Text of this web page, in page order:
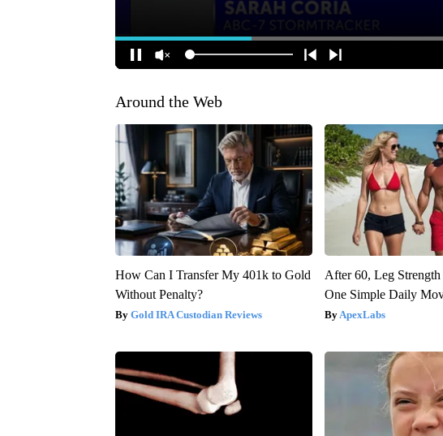
Around the Web
How Can I Transfer My 401k to Gold
Without Penalty?
Gold IRA Custodian Reviews
After 60, Leg
One Simple Daily
ApexLabs